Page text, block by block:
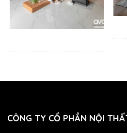
CÔNG TY CỔ PHẦN NỘI